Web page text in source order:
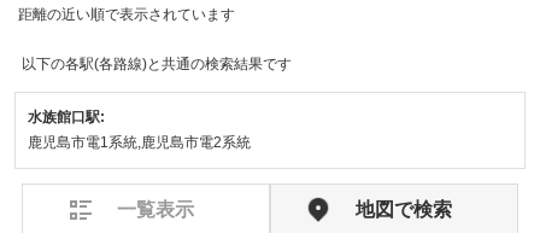
距離の近い順で表示されています
以下の各駅(各路線)と共通の検索結果です
水族館口駅:
鹿児島市電1系統,鹿児島市電2系統
一覧表示 地図で検索